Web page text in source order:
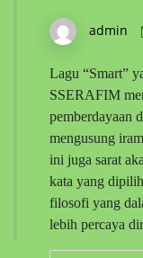
admin
Lagu “Smart”
SSERAFIM
pemberdayaan
mengusung
ini juga sarat
kata yang
filosofi yang
lebih percaya